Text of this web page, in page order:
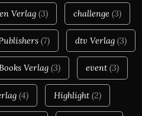
Verlag (3) challenge (3)
(7) dtv Verlag (3)
Verlag (3) event (3)
(4) Highlight (2)